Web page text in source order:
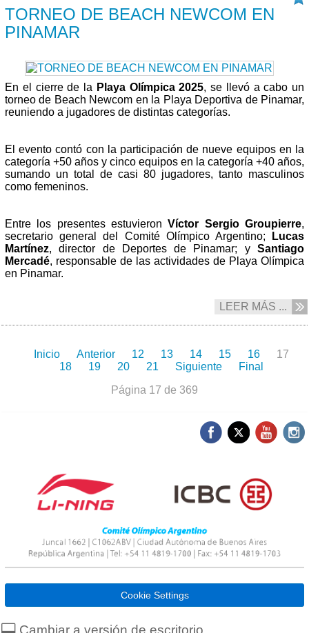
TORNEO DE BEACH NEWCOM EN
PINAMAR
En el cierre de la Playa Olímpica 2025, se llevó a cabo un
torneo de Beach Newcom en la Playa Deportiva de Pinamar,
reuniendo a jugadores de distintas categorías.
El evento contó con la participación de nueve equipos en la
categoría +50 años y cinco equipos en la categoría +40 años,
sumando un total de casi 80 jugadores, tanto masculinos
como femeninos.
Entre los presentes estuvieronVíctor Sergio Groupierre,
secretario general del Comité Olímpico Argentino;
Lucas
Martínez, director de Deportes de Pinamar; y Santiago
Mercadé, responsable de las actividades de Playa Olímpica
en Pinamar.
LEER MÁS ...
Inicio Anterior 12 13 14 15 16
17
18
19 20 21 Siguiente
Final
Página 17 de 369
Cookie Settings
Cambiar a versión de escritorio